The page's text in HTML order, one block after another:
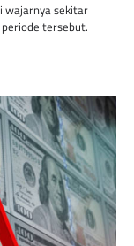
wajarnya sekitar
periode tersebut.